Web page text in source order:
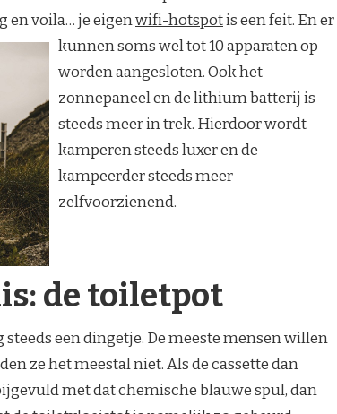
en voila… jeeigenwifi-hotspotis een feit. En er
kunnen soms wel tot 10 apparaten op
worden aangesloten. Ook het
zonnepaneel en de lithium batterij is
steeds meer in trek. Hierdoor wordt
kamperen steeds luxer en de
kampeerder steeds meer
zelfvoorzienend.
de toiletpot
een dingetje. De meeste mensen willen
ze het meestal niet. Als de cassette dan
met dat chemische blauwe spul, dan